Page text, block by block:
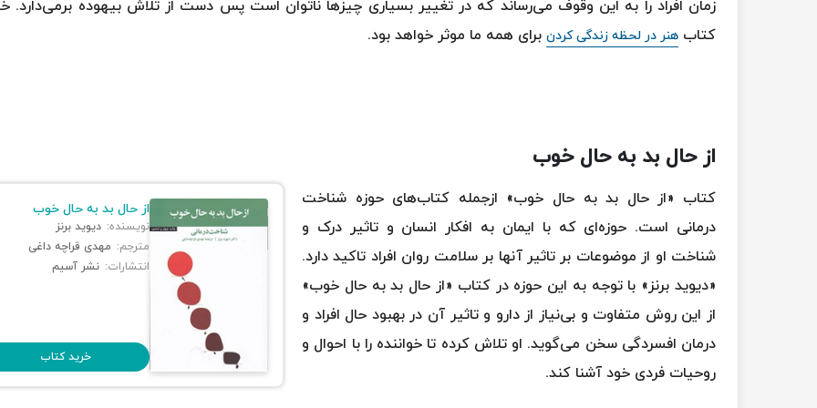
زمان افراد را به این وقوف می‌رساند که در تغییر بسیاری چیزها ناتوان است پس دست از تلاش بیهوده برمی‌دارد.
کتاب هنر در لحظه زندگی کردن برای همه ما موثر خواهد بود.
از حال بد به حال خوب
از حال بد به حال خوب
نویسنده: دیوید برنز
مترجم: مهدی قراچه داغی
انتشارات: نشر آسیم
خرید کتاب
کتاب «از حال بد به حال خوب» ازجمله کتاب‌های حوزه شناخت
درمانی است. حوزه‌ای که با ایمان به افکار انسان و تاثیر درک و
شناخت او از موضوعات بر تاثیر آنها بر سلامت روان افراد تاکید دارد.
«دیوید برنز» با توجه به این حوزه در کتاب «از حال بد به حال خوب»
از این روش متفاوت و بی‌نیاز از دارو و تاثیر آن در بهبود حال افراد و
درمان افسردگی سخن می‌گوید. او تلاش کرده تا خواننده را با احوال و
روحیات فردی خود آشنا کند.